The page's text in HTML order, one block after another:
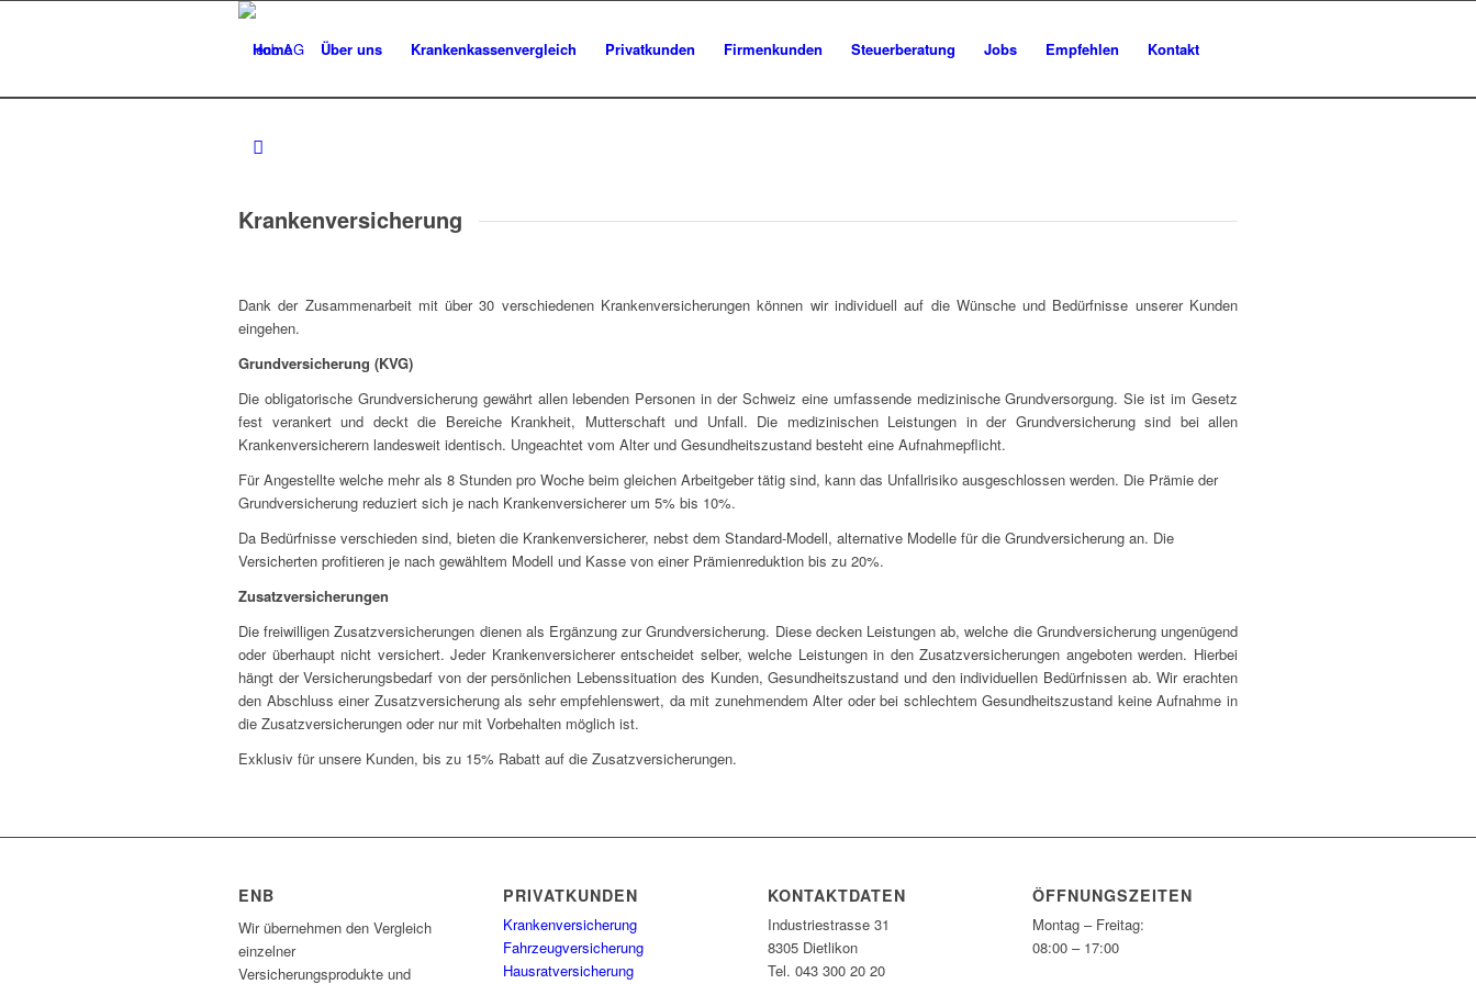
Home Über uns Krankenkassenvergleich Privatkunden Firmenkunden Steuerberatung Jobs Empfehlen Kontakt
Krankenversicherung
Dank der Zusammenarbeit mit über 30 verschiedenen Krankenversicherungen können wir individuell auf die Wünsche und Bedürfnisse unserer Kunden
eingehen.
Grundversicherung (KVG)
Die obligatorische Grundversicherung gewährt allen lebenden Personen in der Schweiz eine umfassende medizinische Grundversorgung. Sie ist im Gesetz
fest verankert und deckt die Bereiche Krankheit, Mutterschaft und Unfall. Die medizinischen Leistungen in der Grundversicherung sind bei allen
Krankenversicherern landesweit identisch. Ungeachtet vom Alter und Gesundheitszustand besteht eine Aufnahmepflicht.
Für Angestellte welche mehr als 8 Stunden pro Woche beim gleichen Arbeitgeber tätig sind, kann das Unfallrisiko ausgeschlossen werden. Die Prämie der
Grundversicherung reduziert sich je nach Krankenversicherer um 5% bis 10%.
Da Bedürfnisse verschieden sind, bieten die Krankenversicherer, nebst dem Standard-Modell, alternative Modelle für die Grundversicherung an. Die
Versicherten profitieren je nach gewähltem Modell und Kasse von einer Prämienreduktion bis zu 20%.
Zusatzversicherungen
Die freiwilligen Zusatzversicherungen dienen als Ergänzung zur Grundversicherung. Diese decken Leistungen ab, welche die Grundversicherung ungenügend
oder überhaupt nicht versichert. Jeder Krankenversicherer entscheidet selber, welche Leistungen in den Zusatzversicherungen angeboten werden. Hierbei
hängt der Versicherungsbedarf von der persönlichen Lebenssituation des Kunden, Gesundheitszustand und den individuellen Bedürfnissen ab. Wir erachten
den Abschluss einer Zusatzversicherung als sehr empfehlenswert, da mit zunehmendem Alter oder bei schlechtem Gesundheitszustand keine Aufnahme in
die Zusatzversicherungen oder nur mit Vorbehalten möglich ist.
Exklusiv für unsere Kunden, bis zu 15% Rabatt auf die Zusatzversicherungen.
ENB
Wir übernehmen den Vergleich
einzelner
Versicherungsprodukte und
PRIVATKUNDEN
Krankenversicherung
Fahrzeugversicherung
Hausratversicherung
KONTAKTDATEN
Industriestrasse 31
8305 Dietlikon
Tel. 043 300 20 20
ÖFFNUNGSZEITEN
Montag – Freitag:
08:00 – 17:00